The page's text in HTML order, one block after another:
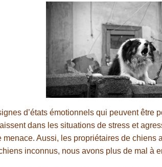
d’états émotionnels qui peuvent
dans les situations de stress et
Aussi, les propriétaires de
inconnus, nous avons plus de mal à